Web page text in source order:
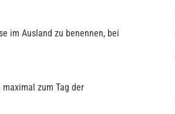
im Ausland zu benennen, bei
zum Tag der